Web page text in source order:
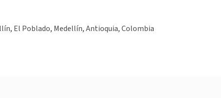
El Poblado, Medellín, Antioquia, Colombia